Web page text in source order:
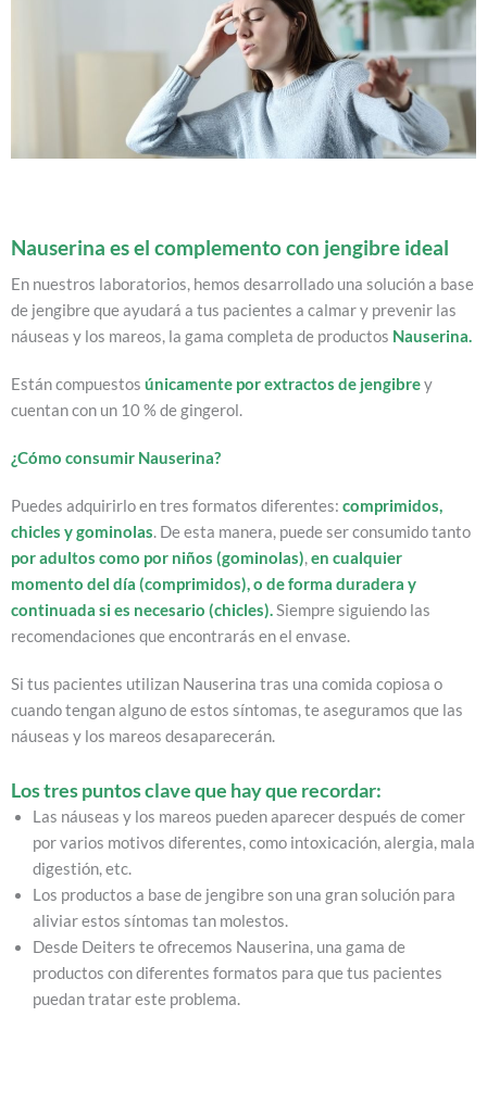
Nauserina es el complemento con jengibre ideal
En nuestros laboratorios, hemos desarrollado una solución a base
de jengibre que ayudará a tus pacientes a calmar y prevenir las
náuseas y los mareos, la gama completa de productos Nauserina.
Están compuestos únicamente por extractos de jengibrey
cuentan con un 10 % de gingerol.
¿Cómo consumir Nauserina?
Puedes adquirirlo en tres formatos diferentes: comprimidos,
chicles y gominolas. De esta manera, puede ser consumido tanto
por adultos como por niños (gominolas),en cualquier
momento del día (comprimidos), o de forma duradera y
continuada si es necesario (chicles).Siempre siguiendo las
recomendaciones que encontrarás en el envase.
Si tus pacientes utilizan Nauserina tras una comida copiosa o
cuando tengan alguno de estos síntomas, te aseguramos que las
náuseas y los mareos desaparecerán.
Los tres puntos clave que hay que recordar:
Las náuseas y los mareos pueden aparecer después de comer
por varios motivos diferentes, como intoxicación, alergia, mala
digestión, etc.
Los productos a base de jengibre son una gran solución para
aliviar estos síntomas tan molestos.
Desde Deiters te ofrecemos Nauserina, una gama de
productos con diferentes formatos para que tus pacientes
puedan tratar este problema.